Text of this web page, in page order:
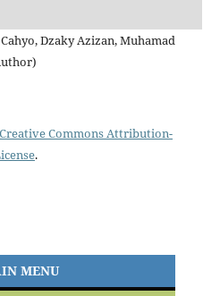
Dzaky Azizan, Muhamad
Creative Commons Attribution-
.
MENU